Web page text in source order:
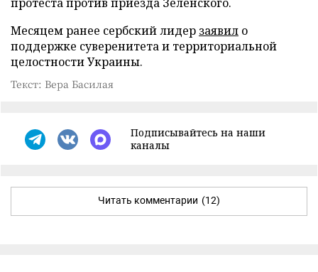
протеста против приезда Зеленского.
Месяцем ранее сербский лидер заявил о
поддержке суверенитета и территориальной
целостности Украины.
Текст: Вера Басилая
Подписывайтесь на наши
каналы
Читать комментарии (12)